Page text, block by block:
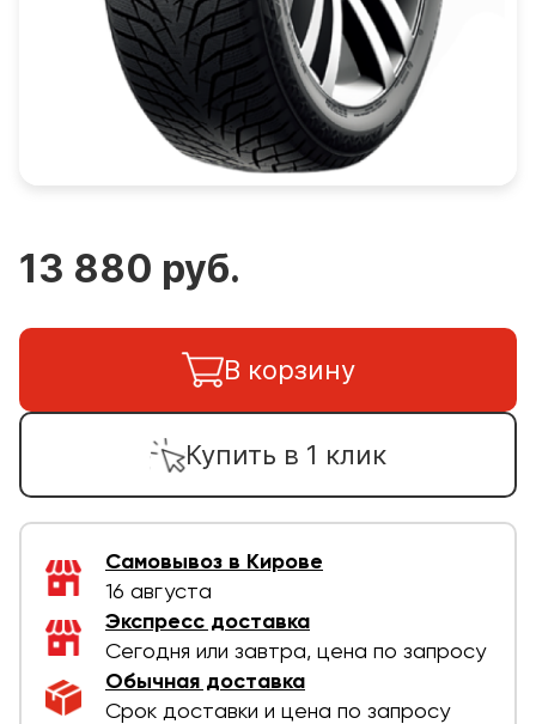
13 880 руб.
В корзину
Купить в 1 клик
Самовывоз в Кирове
16 августа
Экспресс доставка
Сегодня или завтра, цена по запросу
Обычная доставка
Срок доставки и цена по запросу